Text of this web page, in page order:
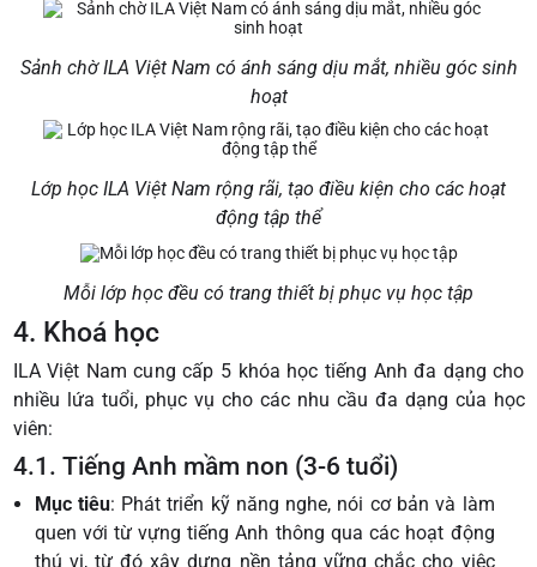
Sảnh chờ ILA Việt Nam có ánh sáng dịu mắt, nhiều góc sinh
hoạt
Lớp học ILA Việt Nam rộng rãi, tạo điều kiện cho các hoạt
động tập thể
Mỗi lớp học đều có trang thiết bị phục vụ học tập
4. Khoá học
ILA Việt Nam cung cấp 5 khóa học tiếng Anh đa dạng cho
nhiều lứa tuổi, phục vụ cho các nhu cầu đa dạng của học
viên:
4.1. Tiếng Anh mầm non (3-6 tuổi)
Mục tiêu: Phát triển kỹ năng nghe, nói cơ bản và làm
quen với từ vựng tiếng Anh thông qua các hoạt động
thú vị, từ đó xây dựng nền tảng vững chắc cho việc